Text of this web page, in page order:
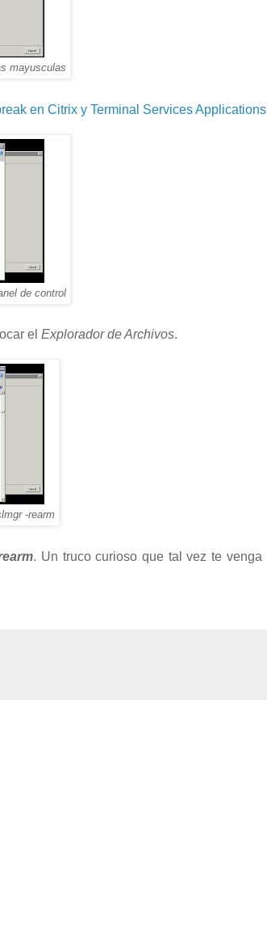
mayusculas
en Citrix y Terminal Services Applications
de control
el Explorador de Archivos.
-rearm
. Un truco curioso que tal vez te venga